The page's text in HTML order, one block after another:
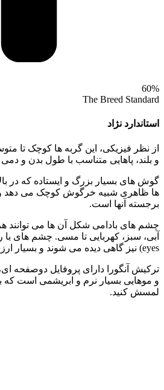
60%
The Breed Standard
استاندارد نژاد
از نظر فیزیکی، این گربه‌ ها کوچک تا
و بلند، پاهایی متناسب با طول بدن و
گوش‌ های بسیار بزرگ و ایستاده که در
ها ظاهری شبیه خرگوش کوچک می‌ دهد
برجسته‌ آنها است.
چشم‌ های بادامی‌ شکل آن‌ ها می‌ توانند
eyes) نیز گاهی دیده می‌ شوند و بسیار ارزشمندند.
ترکیش آنگورا دارای پروفایل دوصفحه‌
و موهایی بسیار نرم و ابریشمی است که
لمسش کنید.